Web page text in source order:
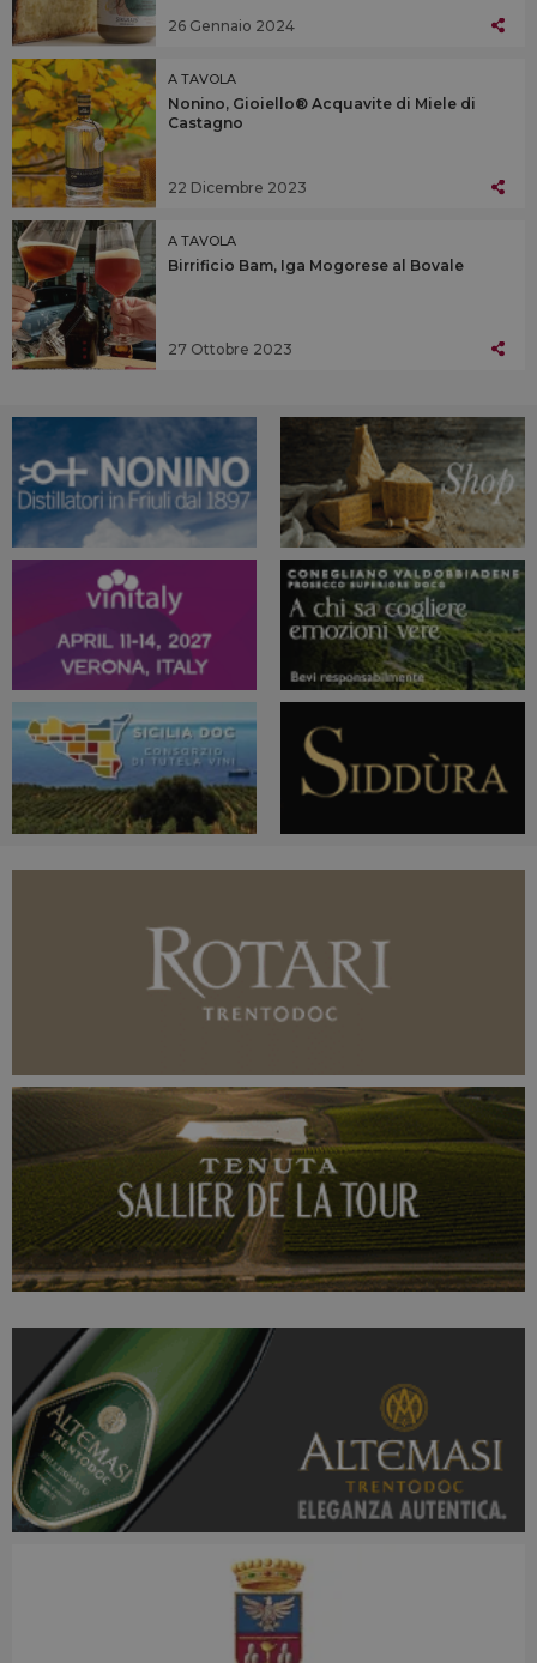
26 Gennaio 2024
A TAVOLA
Nonino, Gioiello® Acquavite di Miele di
Castagno
22 Dicembre 2023
A TAVOLA
Birrificio Bam, Iga Mogorese al Bovale
27 Ottobre 2023